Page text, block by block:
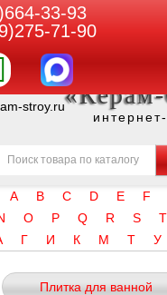
33-93
71-90
stroy.ru
A B C D E F
O P Q R S T
Г И К М Т У
Плитка для ванной